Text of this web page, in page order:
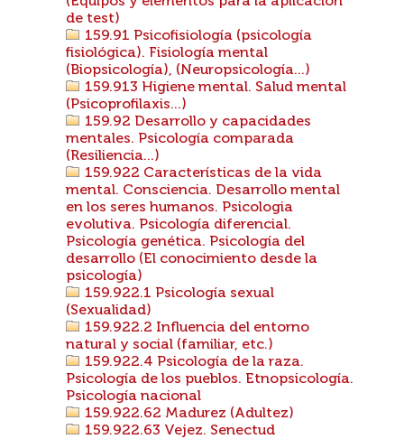
de test)
159.91 Psicofisiología (psicología
fisiológica). Fisiología mental
(Biopsicología), (Neuropsicología...)
159.913 Higiene mental. Salud mental
(Psicoprofilaxis...)
159.92 Desarrollo y capacidades
mentales. Psicología comparada
(Resiliencia...)
159.922 Características de la vida
mental. Consciencia. Desarrollo mental
en los seres humanos. Psicologia
evolutiva. Psicología diferencial.
Psicología genética. Psicología del
desarrollo (El conocimiento desde la
psicología)
159.922.1 Psicología sexual
(Sexualidad)
159.922.2 Influencia del entorno
natural y social (familiar, etc.)
159.922.4 Psicología de la raza.
Psicología de los pueblos. Etnopsicología.
Psicología nacional
159.922.62 Madurez (Adultez)
159.922.63 Vejez. Senectud